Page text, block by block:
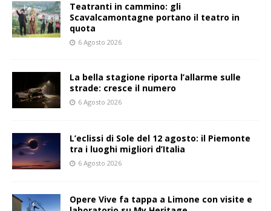
Teatranti in cammino: gli
Scavalcamontagne portano il teatro in
quota
6 Agosto 2026
La bella stagione riporta l’allarme sulle
strade: cresce il numero
6 Agosto 2026
L’eclissi di Sole del 12 agosto: il Piemonte
tra i luoghi migliori d’Italia
6 Agosto 2026
Opere Vive fa tappa a Limone con visite e